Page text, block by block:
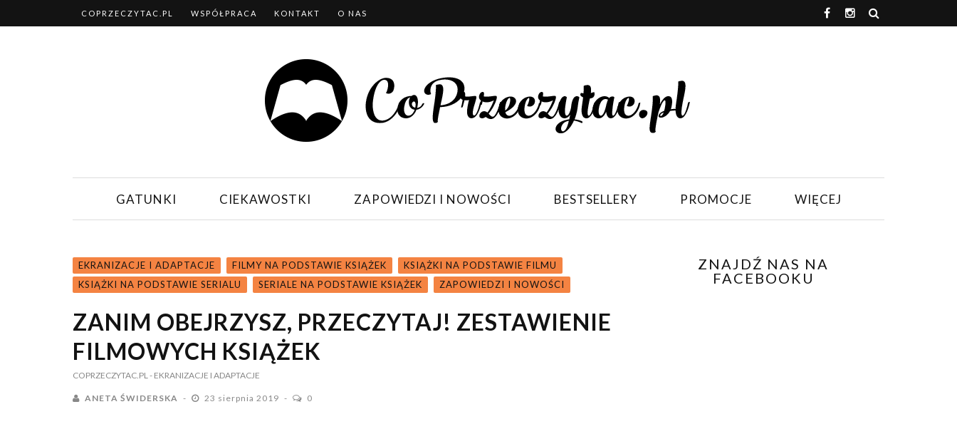
COPRZECZYTAC.PL WSPÓŁPRACA KONTAKT O NAS
GATUNKI CIEKAWOSTKI ZAPOWIEDZI I NOWOŚCI BESTSELLERY PROMOCJE WIĘCEJ
EKRANIZACJE I ADAPTACJE FILMY NA PODSTAWIE KSIĄŻEK
KSIĄŻKI NA PODSTAWIE FILMU
KSIĄŻKI NA PODSTAWIE SERIALU
SERIALE NA PODSTAWIE KSIĄŻEK ZAPOWIEDZI I NOWOŚCI
ZANIM OBEJRZYSZ, PRZECZYTAJ! ZESTAWIENIE
FILMOWYCH KSIĄŻEK
COPRZECZYTAC.PL- EKRANIZACJE I ADAPTACJE
ANETA ŚWIDERSKA 23 sierpnia 2019 0
ZNAJDŹ NAS NA
FACEBOOKU